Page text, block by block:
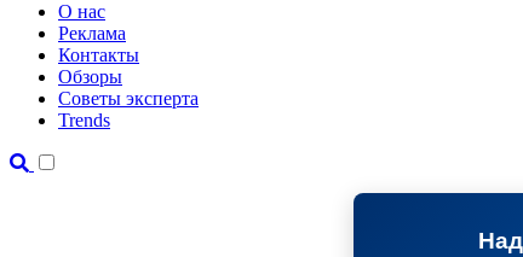
О нас
Реклама
Контакты
Обзоры
Советы эксперта
Trends